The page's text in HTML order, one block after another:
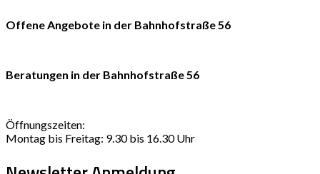
Offene Angebote in der Bahnhofstraße 56
Beratungen in der Bahnhofstraße 56
Öffnungszeiten:
Montag bis Freitag: 9.30 bis 16.30 Uhr